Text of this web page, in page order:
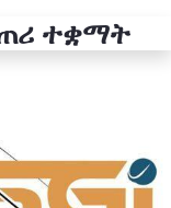
ተቋማት